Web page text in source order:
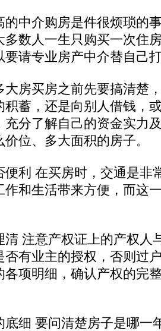
介购房是件很烦琐的
多数人一生只购买一次住
要请专业房产中介替自己
房买房之前先要搞清楚
积蓄，还是向别人借钱，
充分了解自己的资金实力
位、多大面积的房子。
在买房时，交通是非
作和生活带来方便，而这
注意产权证上的产权人
否有业主的授权，否则过
各项明细，确认产权的完
要问清楚房子是哪一